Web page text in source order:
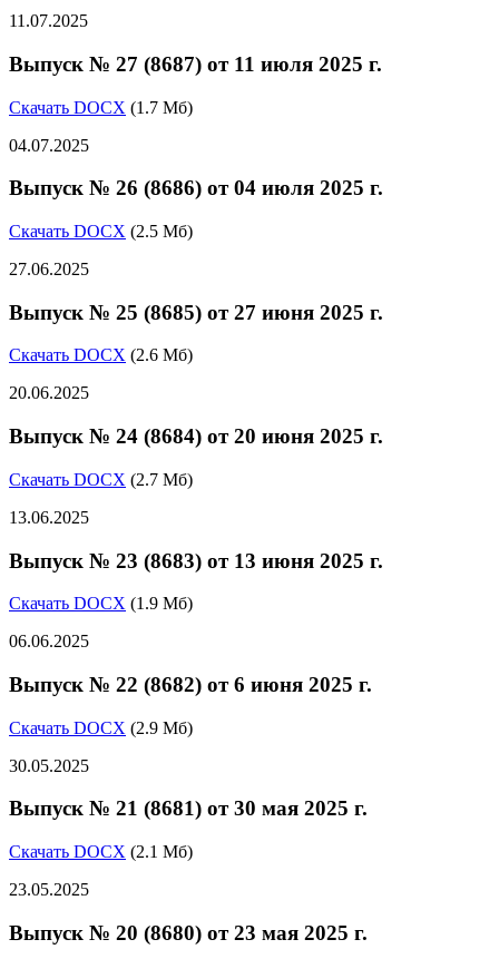
11.07.2025
Выпуск № 27 (8687) от 11 июля 2025 г.
Скачать DOCX (1.7 Мб)
04.07.2025
Выпуск № 26 (8686) от 04 июля 2025 г.
Скачать DOCX (2.5 Мб)
27.06.2025
Выпуск № 25 (8685) от 27 июня 2025 г.
Скачать DOCX (2.6 Мб)
20.06.2025
Выпуск № 24 (8684) от 20 июня 2025 г.
Скачать DOCX (2.7 Мб)
13.06.2025
Выпуск № 23 (8683) от 13 июня 2025 г.
Скачать DOCX (1.9 Мб)
06.06.2025
Выпуск № 22 (8682) от 6 июня 2025 г.
Скачать DOCX (2.9 Мб)
30.05.2025
Выпуск № 21 (8681) от 30 мая 2025 г.
Скачать DOCX (2.1 Мб)
23.05.2025
Выпуск № 20 (8680) от 23 мая 2025 г.